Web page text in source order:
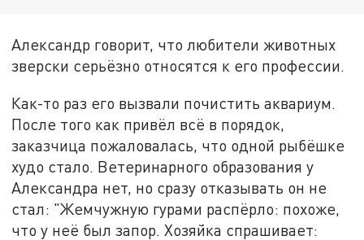
Александр говорит, что любители животных
зверски серьёзно относятся к его профессии.
Как-то раз его вызвали почистить аквариум.
После того как привёл всё в порядок,
заказчица пожаловалась, что одной рыбёшке
худо стало. Ветеринарного образования у
Александра нет, но сразу отказывать он не
стал: "Жемчужную гурами распёрло: похоже,
что у неё был запор. Хозяйка спрашивает: